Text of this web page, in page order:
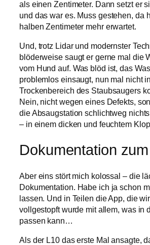
als einen Zentimeter. Dann setzt er
und das war es. Muss gestehen, da
halben Zentimeter mehr erwartet.
Und, trotz Lidar und modernster
blöderweise saugt er gerne mal die
vom Hund auf. Was blöd ist, das
problemlos einsaugt, nun mal nicht
Trockenbereich des Staubsaugers
Nein, nicht wegen eines Defekts,
die Absaugstation schlichtweg
– in einem dicken und feuchtem
Dokumentation
Aber eins stört mich kolossal – die
Dokumentation. Habe ich ja schon
lassen. Und in Teilen die App, die
vollgestopft wurde mit allem, was in
passen kann…
Als der L10 das erste Mal ansagte,